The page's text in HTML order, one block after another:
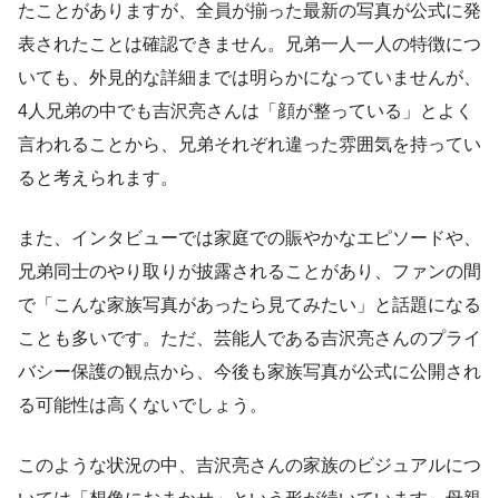
たことがありますが、全員が揃った最新の写真が公式に発
表されたことは確認できません。兄弟一人一人の特徴につ
いても、外見的な詳細までは明らかになっていませんが、
4人兄弟の中でも吉沢亮さんは「顔が整っている」とよく
言われることから、兄弟それぞれ違った雰囲気を持ってい
ると考えられます。
また、インタビューでは家庭での賑やかなエピソードや、
兄弟同士のやり取りが披露されることがあり、ファンの間
で「こんな家族写真があったら見てみたい」と話題になる
ことも多いです。ただ、芸能人である吉沢亮さんのプライ
バシー保護の観点から、今後も家族写真が公式に公開され
る可能性は高くないでしょう。
このような状況の中、吉沢亮さんの家族のビジュアルにつ